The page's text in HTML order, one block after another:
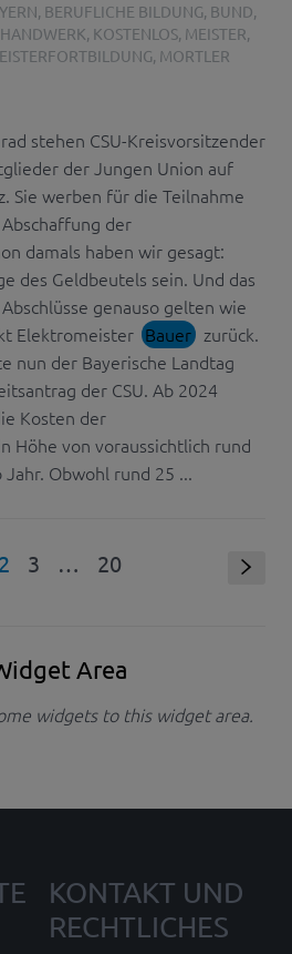
, BERUFLICHE BILDUNG, BUND,
HANDWERK, KOSTENLOS, MEISTER,
, MORTLER
stehen CSU-Kreisvorsitzender
der Jungen Union auf
Sie werben für die Teilnahme
der
damals haben wir gesagt:
des Geldbeutels sein. Und das
genauso gelten wie
Elektromeister Bauer zurück.
nun der Bayerische Landtag
der CSU. Ab 2024
Kosten der
Höhe von voraussichtlich rund
Obwohl rund 25 ...
2 3 … 20 s
Area
widgets to this widget area.
KONTAKT UND
RECHTLICHES